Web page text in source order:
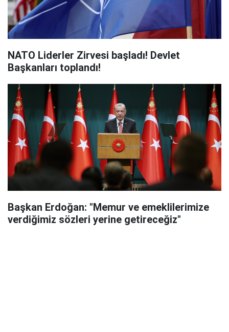
NATO Liderler Zirvesi başladı! Devlet
Başkanları toplandı!
Başkan Erdoğan: "Memur ve emeklilerimize
verdiğimiz sözleri yerine getireceğiz"